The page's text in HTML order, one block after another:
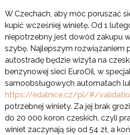
W Czechach, aby móc poruszać
kupić wcześniej winietę. Od 1
niepotrzebny jest dowód zakupu
szybę. Najlepszym rozwiązaniem
autostradę będzie wizyta na
benzynowej sieci EuroOil, w
samoobsługowych automatach
https://edalnice.cz/pl/#/
potrzebnej winiety. Za jej brak
do 20 000 koron czeskich, czyli
winiet zaczynają się od 54 zł, a